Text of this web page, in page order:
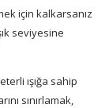
için kalkarsanız
seviyesine
ışığa sahip
sınırlamak,